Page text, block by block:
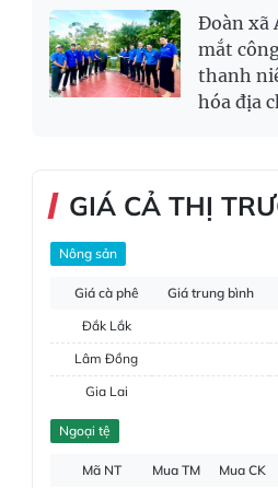
Đoàn xã
mắt
thanh
hóa địa
GIÁ CẢ THỊ
Nông sản
Giá cà phê Giá trung bình
Đắk Lắk
Lâm Đồng
Gia Lai
Đắk Nông
Ngoại tệ
Mã NT Mua TM Mua CK